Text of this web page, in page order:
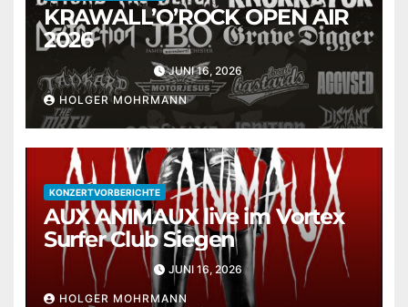
KRAWALL’O’ROCK OPEN AIR
2026
JUNI 16, 2026
HOLGER MOHRMANN
KONZERTVORBERICHTE
AUX ANIMAUX live im Vortex
Surfer Club Siegen
JUNI 16, 2026
HOLGER MOHRMANN